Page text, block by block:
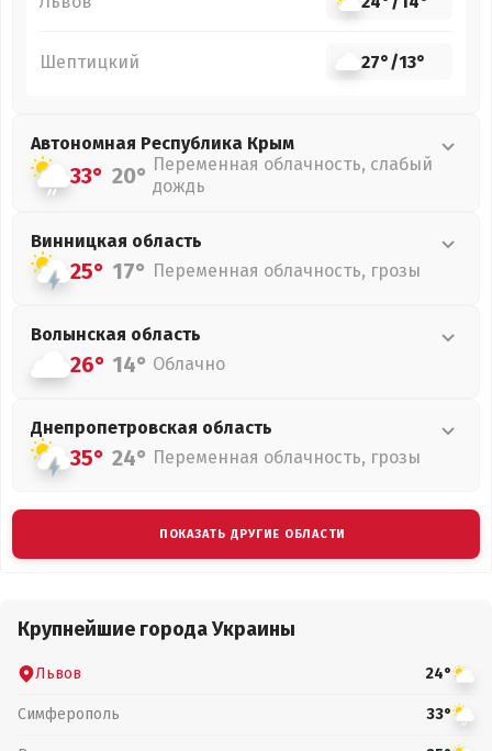
Шептицкий 27°/13°
Автономная Республика Крым
33° 20° Переменная облачность, слабый
дождь
Винницкая область
25° 17° Переменная облачность, грозы
Волынская область
26° 14° Облачно
Днепропетровская область
35° 24° Переменная облачность, грозы
ПОКАЗАТЬ ДРУГИЕ ОБЛАСТИ
Крупнейшие города Украины
Львов 24°
Симферополь 33°